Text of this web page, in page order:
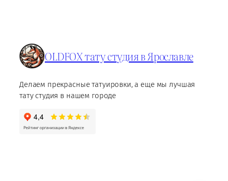
OLDFOX тату студия в Ярославле
Делаем прекрасные татуировки, а еще мы лучшая
тату студия в нашем городе